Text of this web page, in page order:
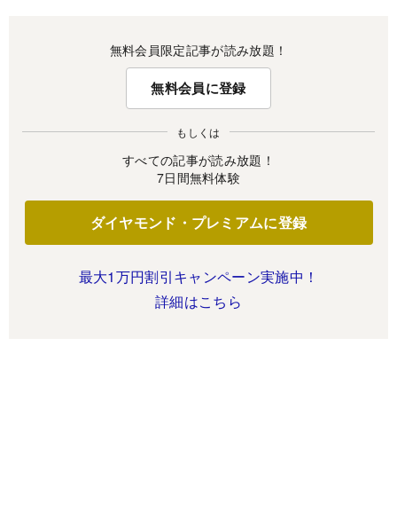
無料会員限定記事が読み放題！
無料会員に登録
もしくは
すべての記事が読み放題！
7日間無料体験
ダイヤモンド・プレミアムに登録
最大1万円割引キャンペーン実施中！
詳細はこちら